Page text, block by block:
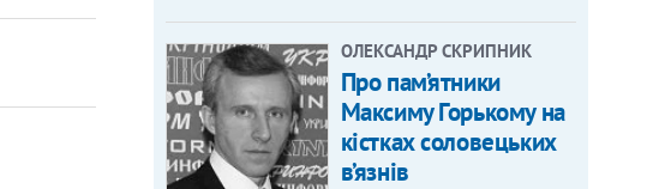
ОЛЕКСАНДР СКРИПНИК
Про пам’ятники
Максиму Горькому на
кістках соловецьких
в’язнів